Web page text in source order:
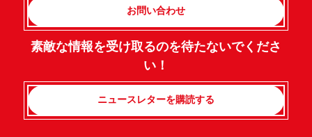
お問い合わせ
素敵な情報を受け取るのを待たないでくださ
い！
ニュースレターを購読する